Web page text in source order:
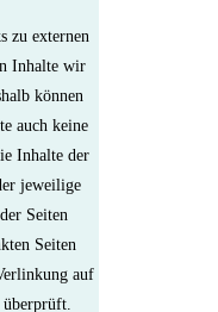
zu externen
Inhalte wir
können
auch keine
Inhalte der
jeweilige
Seiten
Seiten
auf
überprüft.